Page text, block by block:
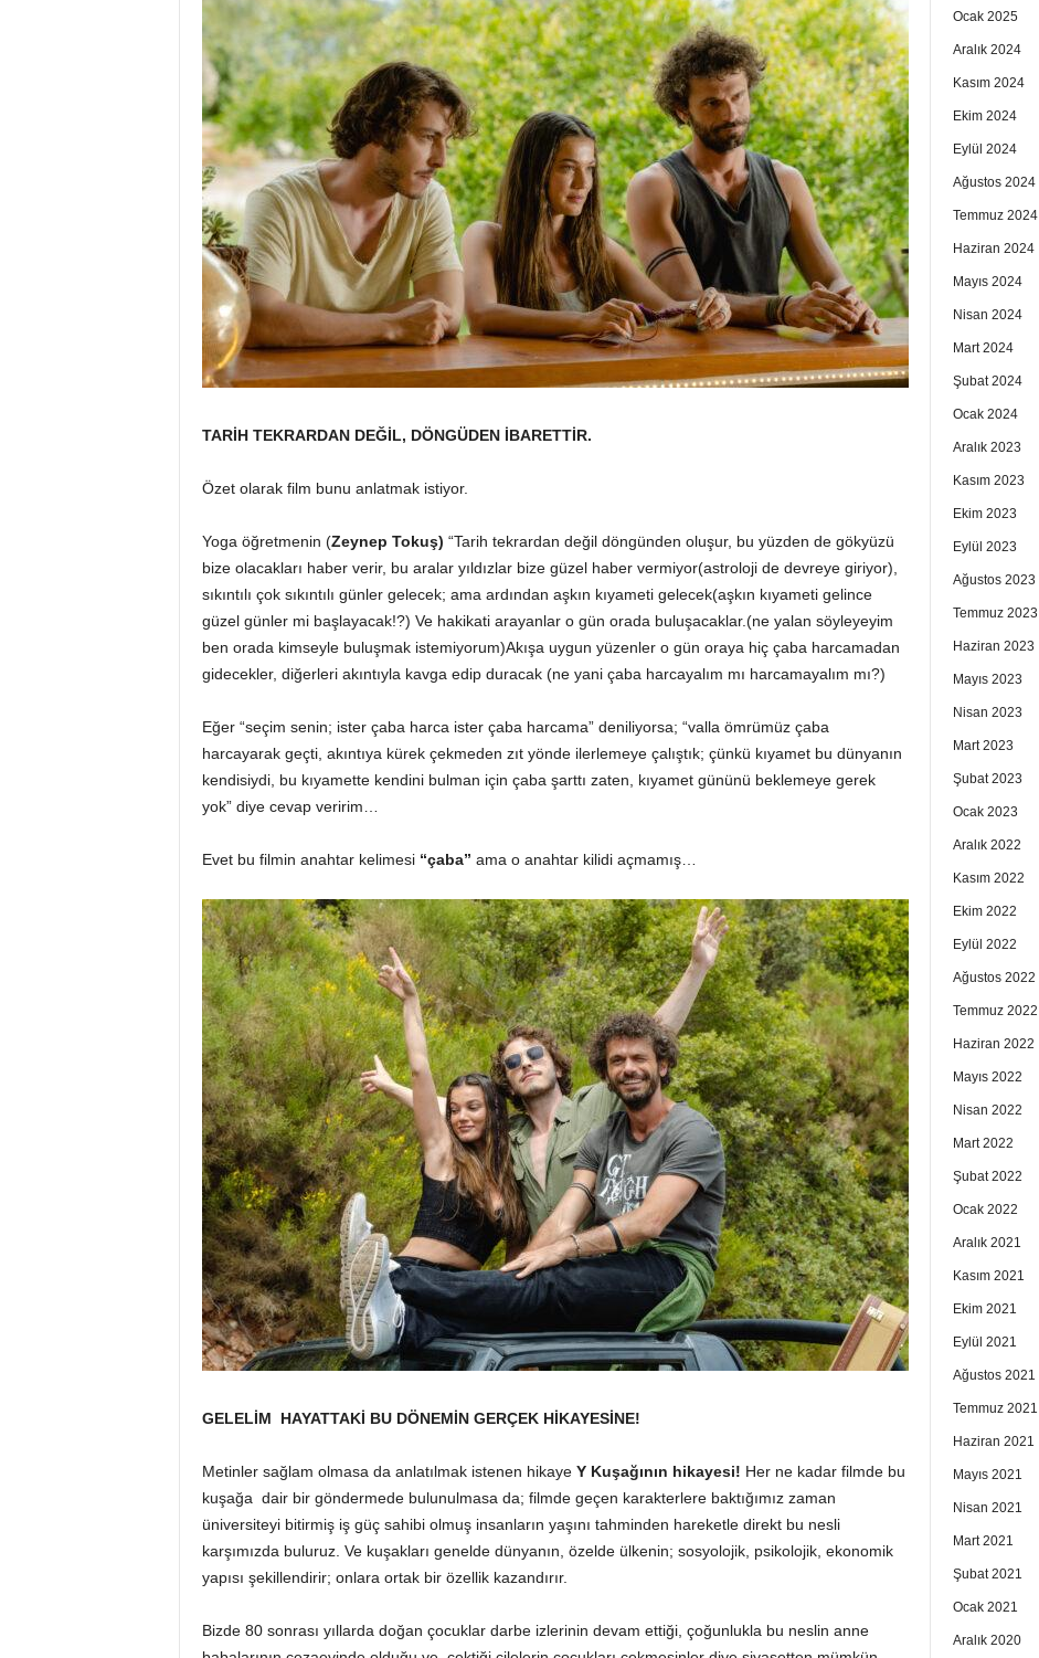
TARİH TEKRARDAN DEĞİL, DÖNGÜDEN İBARETTİR.
Özet olarak film bunu anlatmak istiyor.
Yoga öğretmenin (Zeynep Tokuş) “Tarih tekrardan değil döngünden oluşur, bu yüzden de gökyüzü
bize olacakları haber verir, bu aralar yıldızlar bize güzel haber vermiyor(astroloji de devreye giriyor),
sıkıntılı çok sıkıntılı günler gelecek; ama ardından aşkın kıyameti gelecek(aşkın kıyameti gelince
güzel günler mi başlayacak!?) Ve hakikati arayanlar o gün orada buluşacaklar.(ne yalan söyleyeyim
ben orada kimseyle buluşmak istemiyorum)Akışa uygun yüzenler o gün oraya hiç çaba harcamadan
gidecekler, diğerleri akıntıyla kavga edip duracak (ne yani çaba harcayalım mı harcamayalım mı?)
Eğer “seçim senin; ister çaba harca ister çaba harcama” deniliyorsa; “valla ömrümüz çaba
harcayarak geçti, akıntıya kürek çekmeden zıt yönde ilerlemeye çalıştık; çünkü kıyamet bu dünyanın
kendisiydi, bu kıyamette kendini bulman için çaba şarttı zaten, kıyamet gününü beklemeye gerek
yok” diye cevap veririm…
Evet bu filmin anahtar kelimesi “çaba” ama o anahtar kilidi açmamış…
GELELİM HAYATTAKİ BU DÖNEMİN GERÇEK HİKAYESİNE!
Metinler sağlam olmasa da anlatılmak istenen hikaye Y Kuşağının hikayesi! Her ne kadar filmde bu
kuşağa dair bir göndermede bulunulmasa da; filmde geçen karakterlere baktığımız zaman
üniversiteyi bitirmiş iş güç sahibi olmuş insanların yaşını tahminden hareketle direkt bu nesli
karşımızda buluruz. Ve kuşakları genelde dünyanın, özelde ülkenin; sosyolojik, psikolojik, ekonomik
yapısı şekillendirir; onlara ortak bir özellik kazandırır.
Bizde 80 sonrası yıllarda doğan çocuklar darbe izlerinin devam ettiği, çoğunlukla bu neslin anne
Ocak 2025
Aralık 2024
Kasım 2024
Ekim 2024
Eylül 2024
Ağustos 2024
Temmuz 2024
Haziran 2024
Mayıs 2024
Nisan 2024
Mart 2024
Şubat 2024
Ocak 2024
Aralık 2023
Kasım 2023
Ekim 2023
Eylül 2023
Ağustos 2023
Temmuz 2023
Haziran 2023
Mayıs 2023
Nisan 2023
Mart 2023
Şubat 2023
Ocak 2023
Aralık 2022
Kasım 2022
Ekim 2022
Eylül 2022
Ağustos 2022
Temmuz 2022
Haziran 2022
Mayıs 2022
Nisan 2022
Mart 2022
Şubat 2022
Ocak 2022
Aralık 2021
Kasım 2021
Ekim 2021
Eylül 2021
Ağustos 2021
Temmuz 2021
Haziran 2021
Mayıs 2021
Nisan 2021
Mart 2021
Şubat 2021
Ocak 2021
Aralık 2020